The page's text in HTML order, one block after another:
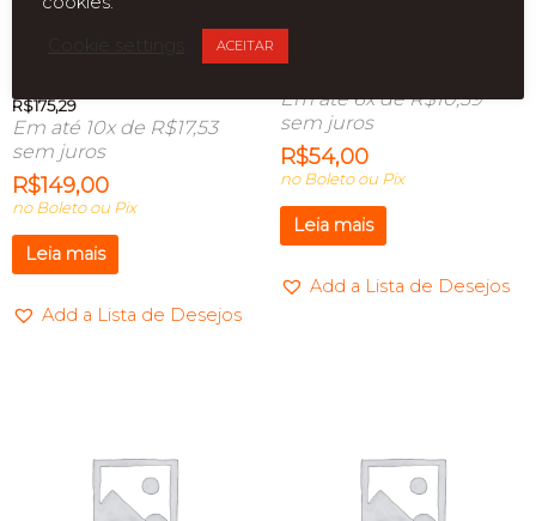
WIFI NANO DUAL BAND
R$175,29
Em até 10x de R$17,53
sem juros
R$149,00
no Boleto ou Pix
Leia mais
Add a Lista de Desejos
Em até 6x deR$10,59
sem juros
R$54,00
no Boleto ou Pix
Leia mais
Add a Lista de Desejos
ACEITAR